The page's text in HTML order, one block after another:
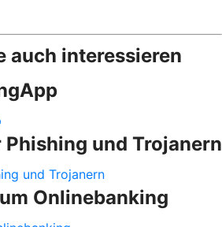
auch interessieren
und Trojanern
und Trojanern
Onlinebanking